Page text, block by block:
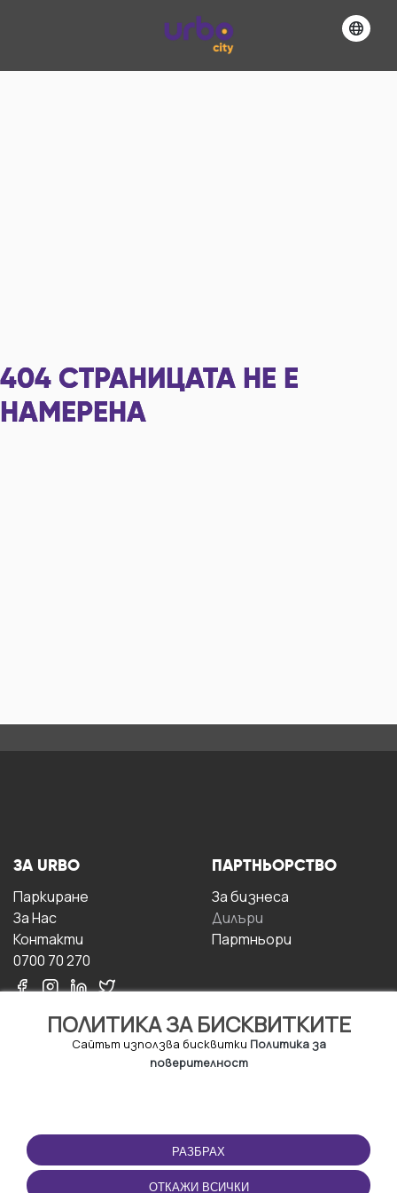
404 СТРАНИЦАТА НЕ Е
НАМЕРЕНА
ПОЛИТИКА ЗА БИСКВИТКИТЕ
Сайтът използва бисквитки Политика за
поверителност
РАЗБРАХ
ОТКАЖИ ВСИЧКИ
ЗА URBO
Паркиране
За Hас
Контакти
0700 70 270
ПАРТНЬОРСТВО
За бизнесa
Дилъри
Партньори
ПОЛЗВАНЕ
Правила и условия за
ползване
ПРИЛОЖЕНИЕТО